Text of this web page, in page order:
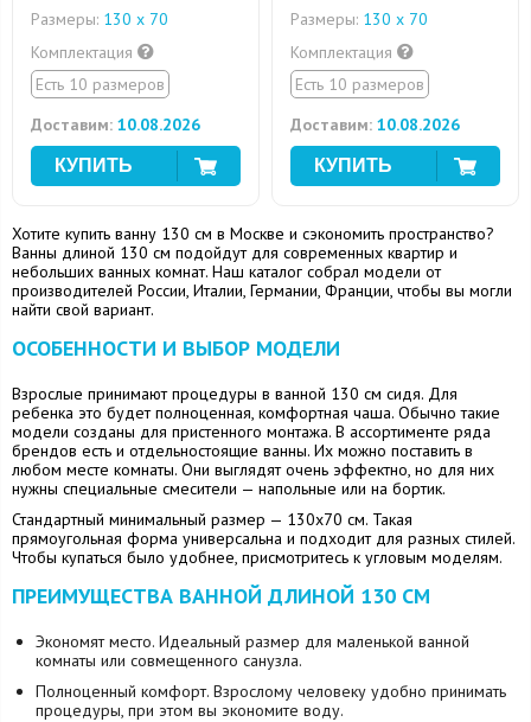
Размеры: 130 х 70
Комплектация
Есть 10 размеров
Доставим: 10.08.2026
Размеры: 130 х 70
Комплектация
Есть 10 размеров
Доставим: 10.08.2026
Хотите купить ванну 130 см в Москве и сэкономить пространство?
Ванны длиной 130 см подойдут для современных квартир и
небольших ванных комнат. Наш каталог собрал модели от
производителей России, Италии, Германии, Франции, чтобы вы могли
найти свой вариант.
ОСОБЕННОСТИ И ВЫБОР МОДЕЛИ
Взрослые принимают процедуры в ванной 130 см сидя. Для
ребенка это будет полноценная, комфортная чаша. Обычно такие
модели созданы для пристенного монтажа. В ассортименте ряда
брендов есть и отдельностоящие ванны. Их можно поставить в
любом месте комнаты. Они выглядят очень эффектно, но для них
нужны специальные смесители — напольные или на бортик.
Стандартный минимальный размер — 130x70 см. Такая
прямоугольная форма универсальна и подходит для разных стилей.
Чтобы купаться было удобнее, присмотритесь к угловым моделям.
ПРЕИМУЩЕСТВА ВАННОЙ ДЛИНОЙ 130 СМ
Экономят место. Идеальный размер для маленькой ванной
комнаты или совмещенного санузла.
Полноценный комфорт. Взрослому человеку удобно принимать
процедуры, при этом вы экономите воду.